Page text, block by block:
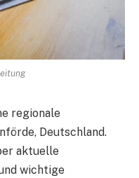
regionale
Deutschland.
aktuelle
wichtige